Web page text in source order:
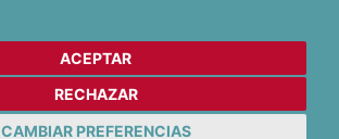
ACEPTAR
RECHAZAR
CAMBIAR PREFERENCIAS